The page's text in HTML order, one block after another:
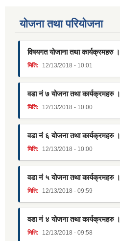
याेजना तथा परियाेजना
विषयगत योजाना तथा कार्यक्रमहरु ।
मिति: 12/13/2018 - 10:01
वडा नं ७ योजना तथा कार्यक्रमहरु ।
मिति: 12/13/2018 - 10:00
वडा नं ६ योजना तथा कार्यक्रमहरु ।
मिति: 12/13/2018 - 10:00
वडा नं ५ योजना तथा कार्यक्रमहरु ।
मिति: 12/13/2018 - 09:59
वडा नं ४ योजना तथा कार्यक्रमहरु ।
मिति: 12/13/2018 - 09:58